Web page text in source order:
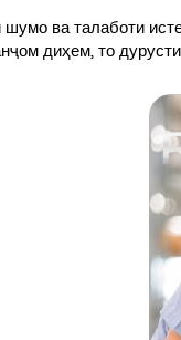
ва талаботи
диҳем, то